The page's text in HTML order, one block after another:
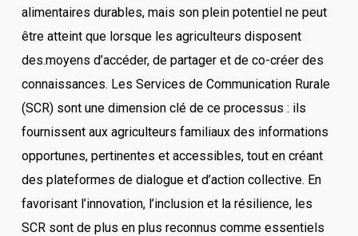
alimentaires durables, mais son plein potentiel ne peut
être atteint que lorsque les agriculteurs disposent
des.moyens d’accéder, de partager et de co-créer des
connaissances. Les Services de Communication Rurale
(SCR) sont une dimension clé de ce processus : ils
fournissent aux agriculteurs familiaux des informations
opportunes, pertinentes et accessibles, tout en créant
des plateformes de dialogue et d’action collective. En
favorisant l’innovation, l’inclusion et la résilience, les
SCR sont de plus en plus reconnus comme essentiels